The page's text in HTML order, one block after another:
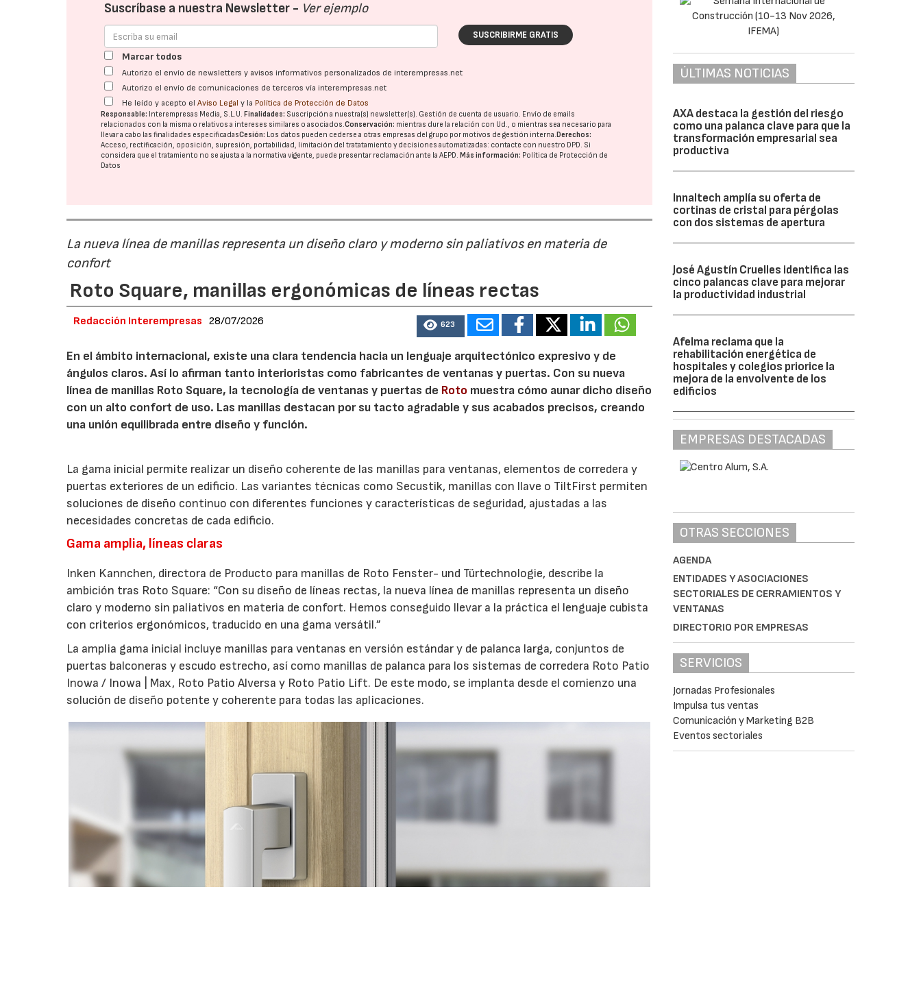
Suscríbase a nuestra Newsletter - Ver ejemplo
SUSCRIBIRME GRATIS
Marcar todos
Autorizo el envío de newsletters y avisos informativos personalizados de interempresas.net
Autorizo el envío de comunicaciones de terceros vía interempresas.net
He leído y acepto elAviso Legal y la Política de Protección de Datos
Responsable: Interempresas Media, S.L.U. Finalidades: Suscripción a nuestra(s) newsletter(s). Gestión de cuenta de usuario. Envío de emails
relacionados con la misma o relativos a intereses similares o asociados.Conservación: mientras dure la relación con Ud., o mientras sea necesario para
llevar a cabo las finalidades especificadasCesión: Los datos pueden cederse a otras empresas del grupo por motivos de gestión interna. Derechos:
Acceso, rectificación, oposición, supresión, portabilidad, limitación del tratatamiento y decisiones automatizadas: contacte con nuestro DPD. Si
considera que el tratamiento no se ajusta a la normativa vigente, puede presentar reclamación ante laAEPD. Más información: Política de Protección de
Datos
La nueva línea de manillas representa un diseño claro y moderno sin paliativos en materia de
confort
Roto Square, manillas ergonómicas de líneas rectas
Redacción Interempresas 28/07/2026 623
En el ámbito internacional, existe una clara tendencia hacia un lenguaje arquitectónico expresivo y de
ángulos claros. Así lo afirman tanto interioristas como fabricantes de ventanas y puertas. Con su nueva
línea de manillas Roto Square, la tecnología de ventanas y puertas de Roto muestra cómo aunar dicho diseño
con un alto confort de uso. Las manillas destacan por su tacto agradable y sus acabados precisos, creando
una unión equilibrada entre diseño y función.
La gama inicial permite realizar un diseño coherente de las manillas para ventanas, elementos de corredera y
puertas exteriores de un edificio. Las variantes técnicas como Secustik, manillas con llave o TiltFirst permiten
soluciones de diseño continuo con diferentes funciones y características de seguridad, ajustadas a las
necesidades concretas de cada edificio.
Gama amplia, líneas claras
Inken Kannchen, directora de Producto para manillas de Roto Fenster- und Türtechnologie, describe la
ambición tras Roto Square: “Con su diseño de líneas rectas, la nueva línea de manillas representa un diseño
claro y moderno sin paliativos en materia de confort. Hemos conseguido llevar a la práctica el lenguaje cubista
con criterios ergonómicos, traducido en una gama versátil.”
La amplia gama inicial incluye manillas para ventanas en versión estándar y de palanca larga, conjuntos de
puertas balconeras y escudo estrecho, así como manillas de palanca para los sistemas de corredera Roto Patio
Inowa / Inowa | Max, Roto Patio Alversa y Roto Patio Lift. De este modo, se implanta desde el comienzo una
solución de diseño potente y coherente para todas las aplicaciones.
ÚLTIMAS NOTICIAS
AXA destaca la gestión del riesgo
como una palanca clave para que la
transformación empresarial sea
productiva
Innaltech amplía su oferta de
cortinas de cristal para pérgolas
con dos sistemas de apertura
José Agustín Cruelles identifica las
cinco palancas clave para mejorar
la productividad industrial
Afelma reclama que la
rehabilitación energética de
hospitales y colegios priorice la
mejora de la envolvente de los
edificios
EMPRESAS DESTACADAS
OTRAS SECCIONES
AGENDA
ENTIDADES Y ASOCIACIONES
SECTORIALES DE CERRAMIENTOS Y
VENTANAS
DIRECTORIO POR EMPRESAS
SERVICIOS
Jornadas Profesionales
Impulsa tus ventas
Comunicación y Marketing B2B
Eventos sectoriales